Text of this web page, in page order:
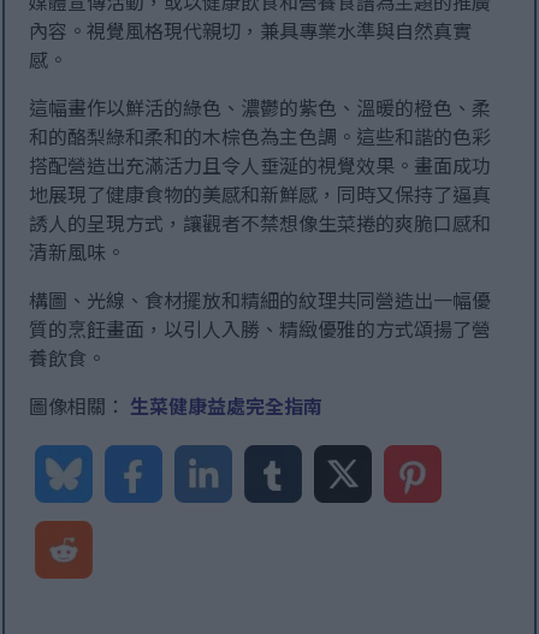
內容。視覺風格現代親切，兼具專業水準與自然真實
感。
這幅畫作以鮮活的綠色、濃鬱的紫色、溫暖的橙色、柔
和的酪梨綠和柔和的木棕色為主色調。這些和諧的色彩
搭配營造出充滿活力且令人垂涎的視覺效果。畫面成功
地展現了健康食物的美感和新鮮感，同時又保持了逼真
誘人的呈現方式，讓觀者不禁想像生菜捲的爽脆口感和
清新風味。
構圖、光線、食材擺放和精細的紋理共同營造出一幅優
質的烹飪畫面，以引人入勝、精緻優雅的方式頌揚了營
養飲食。
圖像相關： 生菜健康益處完全指南